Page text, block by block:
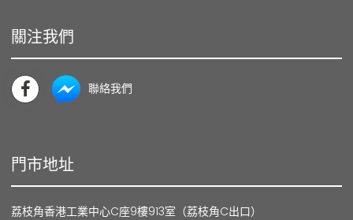
關注我們
聯絡我們
門市地址
荔枝角香港工業中心C座9樓913室（荔枝角C出口）